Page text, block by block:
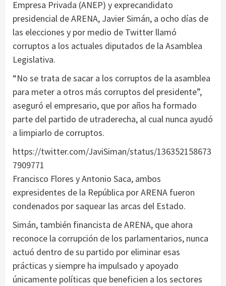
Empresa Privada (ANEP) y exprecandidato
presidencial de ARENA, Javier Simán, a ocho días de
las elecciones y por medio de Twitter llamó
corruptos a los actuales diputados de la Asamblea
Legislativa.
“No se trata de sacar a los corruptos de la asamblea
para meter a otros más corruptos del presidente”,
aseguró el empresario, que por años ha formado
parte del partido de utraderecha, al cual nunca ayudó
a limpiarlo de corruptos.
https://twitter.com/JaviSiman/status/136352158673
7909771
Francisco Flores y Antonio Saca, ambos
expresidentes de la República por ARENA fueron
condenados por saquear las arcas del Estado.
Simán, también financista de ARENA, que ahora
reconoce la corrupción de los parlamentarios, nunca
actuó dentro de su partido por eliminar esas
prácticas y siempre ha impulsado y apoyado
únicamente políticas que beneficien a los sectores